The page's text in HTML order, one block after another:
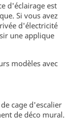
d'éclairage est
Si vous avez
d'électricité
une applique
modèles avec
cage d'escalier
de déco mural.